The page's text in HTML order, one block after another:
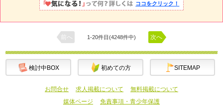
ココをクリック！
前へ 1-20件目(4248件中) 次へ
検討中BOX 初めての方 SITEMAP
お問合せ 求人掲載について
無料掲載について
媒体ページ
免責事項・青少年保護